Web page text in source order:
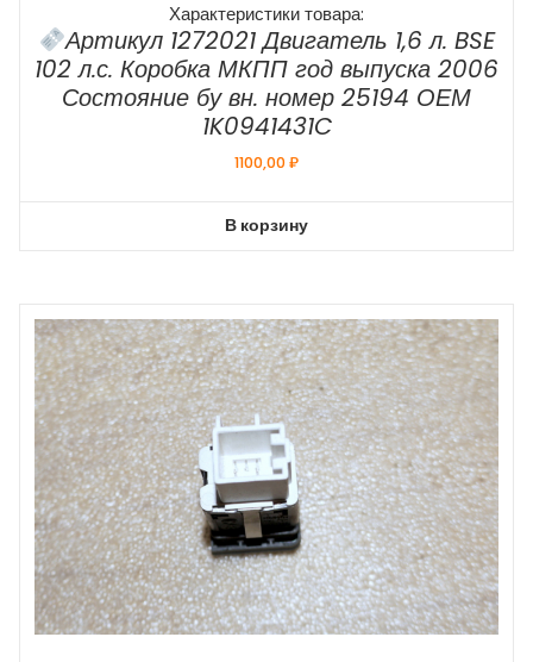
Характеристики товара:
Артикул 1272021 Двигатель 1,6 л. BSE
102 л.с. Коробка МКПП год выпуска 2006
Состояние бу вн. номер 25194 ОЕМ
1K0941431C
1100,00₽
В корзину